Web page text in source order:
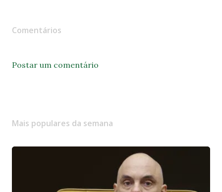
Comentários
Postar um comentário
Mais populares da semana